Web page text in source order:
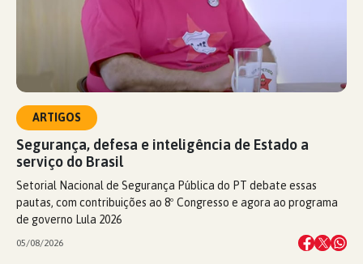
ARTIGOS
Segurança, defesa e inteligência de Estado a
serviço do Brasil
Setorial Nacional de Segurança Pública do PT debate essas
pautas, com contribuições ao 8º Congresso e agora ao programa
de governo Lula 2026
05/08/2026